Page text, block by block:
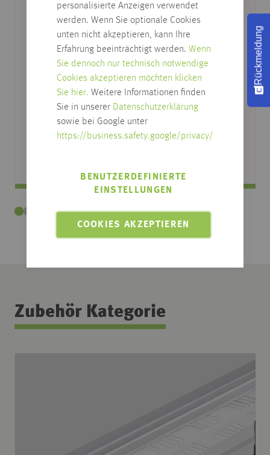
personalisierte Anzeigen verwendet
werden. Wenn Sie optionale Cookies
unten nicht akzeptieren, kann Ihre
Erfahrung beeinträchtigt werden. Wenn
Sie dennoch nur technisch notwendige
Cookies akzeptieren möchten klicken
Sie hier. Weitere Informationen finden
Sie in unserer Datenschutzerklärung
sowie bei Google unter
https://business.safety.google/privacy/
COOKIES AKZEPTIEREN
BENUTZERDEFINIERTE
EINSTELLUNGEN
TERRATOOL UK-SCHIENE ALU
verschiedene Ausführungen
Zubehör Kategorie
Rückmeldung